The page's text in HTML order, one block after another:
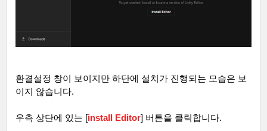
환결설정 창이 보이지만 하단에 설치가 진행되는 모습은 보
이지 않습니다.
우측 상단에 있는 [install Editor] 버튼을 클릭합니다.